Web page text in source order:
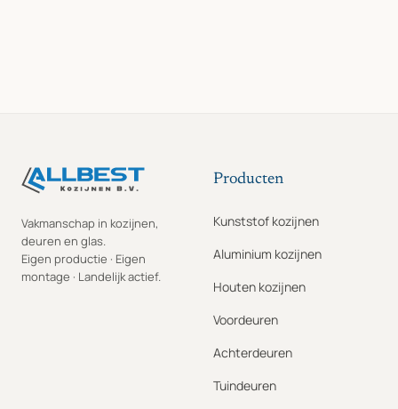
Vakmanschap in kozijnen,
deuren en glas.
Eigen productie · Eigen
montage · Landelijk actief.
Producten
Kunststof kozijnen
Aluminium kozijnen
Houten kozijnen
Voordeuren
Achterdeuren
Tuindeuren